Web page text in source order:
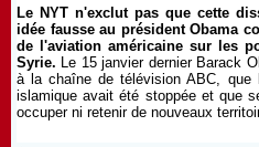
Le NYT n'exclut pas que cette
idée fausse au président Obama
de l'aviation américaine sur les
Syrie. Le 15 janvier dernier Barack
à la chaîne de télévision ABC, que
islamique avait été stoppée et que
occuper ni retenir de nouveaux